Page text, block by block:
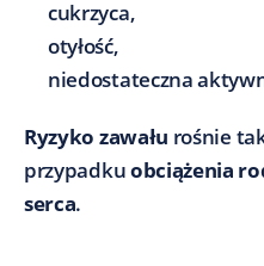
cukrzyca,
otyłość,
niedostateczna
Ryzyko zawału rośnie
przypadkuobciążenia
serca.